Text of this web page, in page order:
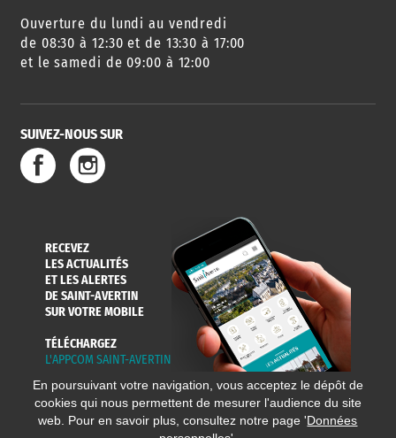
AGENDA
DES SORTIES
URBANISME
SERVICE
DE L'EAU
Ouverture du lundi au vendredi
de 08:30 à 12:30 et de 13:30 à 17:00
et le samedi de 09:00 à 12:00
SUIVEZ-NOUS SUR
RECEVEZ
LES ACTUALITÉS
ET LES ALERTES
DE SAINT-AVERTIN
SUR VOTRE MOBILE
TÉLÉCHARGEZ
L'APPCOM SAINT-AVERTIN
En poursuivant votre navigation, vous acceptez le dépôt de
cookies qui nous permettent de mesurer l'audience du site
web. Pour en savoir plus, consultez notre page 'Données